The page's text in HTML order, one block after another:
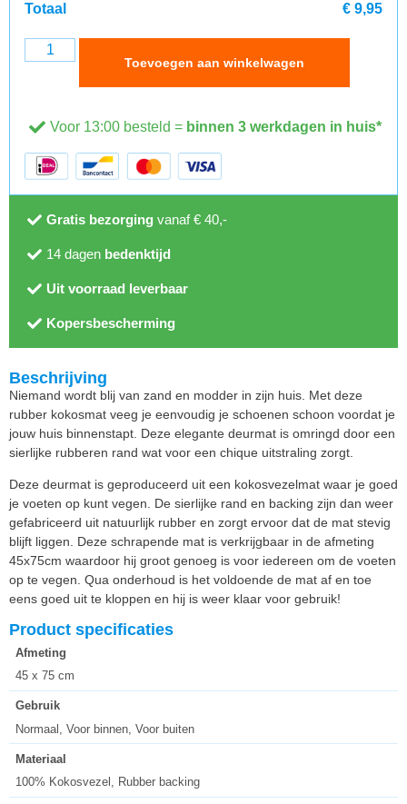
Totaal € 9,95
Toevoegen aan winkelwagen
Voor 13:00 besteld = binnen 3 werkdagen in huis*
Gratis bezorging vanaf € 40,-
14 dagen bedenktijd
Uit voorraad leverbaar
Kopersbescherming
Beschrijving
Niemand wordt blij van zand en modder in zijn huis. Met deze
rubber kokosmat veeg je eenvoudig je schoenen schoon voordat je
jouw huis binnenstapt. Deze elegante deurmat is omringd door een
sierlijke rubberen rand wat voor een chique uitstraling zorgt.
Deze deurmat is geproduceerd uit een kokosvezelmat waar je goed
je voeten op kunt vegen. De sierlijke rand en backing zijn dan weer
gefabriceerd uit natuurlijk rubber en zorgt ervoor dat de mat stevig
blijft liggen. Deze schrapende mat is verkrijgbaar in de afmeting
45x75cm waardoor hij groot genoeg is voor iedereen om de voeten
op te vegen. Qua onderhoud is het voldoende de mat af en toe
eens goed uit te kloppen en hij is weer klaar voor gebruik!
Product specificaties
Afmeting
45 x 75 cm
Gebruik
Normaal, Voor binnen, Voor buiten
Materiaal
100% Kokosvezel, Rubber backing